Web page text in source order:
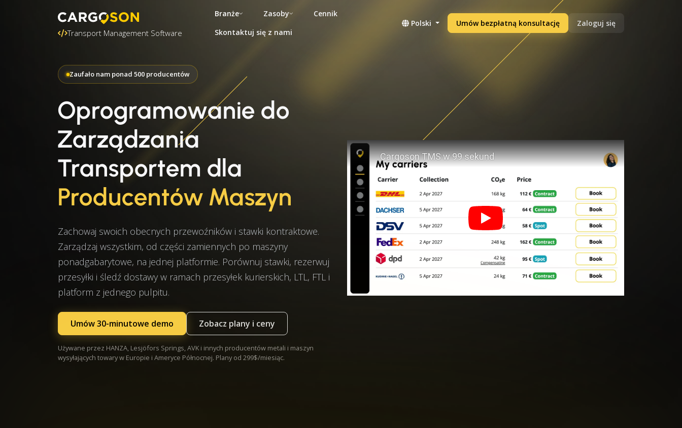
Transport Management Software
Branże Zasoby
Cennik
Skontaktuj się z nami
Polski Umów bezpłatną konsultację Zaloguj się
Zaufało nam ponad 500 producentów
Oprogramowanie do
Zarządzania
Transportem dla
Producentów Maszyn
Zachowaj swoich obecnych przewoźników i stawki kontraktowe.
Zarządzaj wszystkim, od części zamiennych po maszyny
ponadgabarytowe, na jednej platformie. Porównuj stawki, rezerwuj
przesyłki i śledź dostawy w ramach przesyłek kurierskich, LTL, FTL i
platform z jednego pulpitu.
Umów 30-minutowe demo Zobacz plany i ceny
Używane przez HANZA, Lesjöfors Springs, AVK i innych producentów metali i maszyn
wysyłających towary w Europie i Ameryce Północnej. Plany od 299$/miesiąc.